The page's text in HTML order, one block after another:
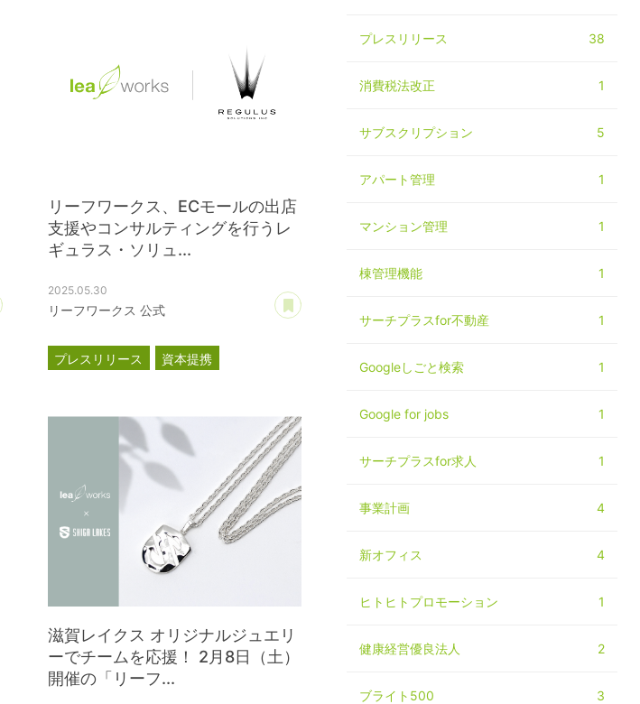
あとで読む
リーフワークス、ECモールの出店
支援やコンサルティングを行うレ
ギュラス・ソリュ...
2025.05.30
リーフワークス 公式
あとで読む
プレスリリース
資本提携
滋賀レイクス オリジナルジュエリ
ーでチームを応援！ 2月8日（土）
開催の「リーフ...
プレスリリース 38
消費税法改正 1
サブスクリプション 5
アパート管理 1
マンション管理 1
棟管理機能 1
サーチプラスfor不動産 1
Googleしごと検索 1
Google for jobs 1
サーチプラスfor求人 1
事業計画 4
新オフィス 4
ヒトヒトプロモーション 1
健康経営優良法人 2
ブライト500 3